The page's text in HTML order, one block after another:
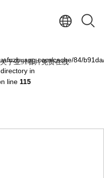
in
cache/84/
in
line 115
关于亚91看片免费在线